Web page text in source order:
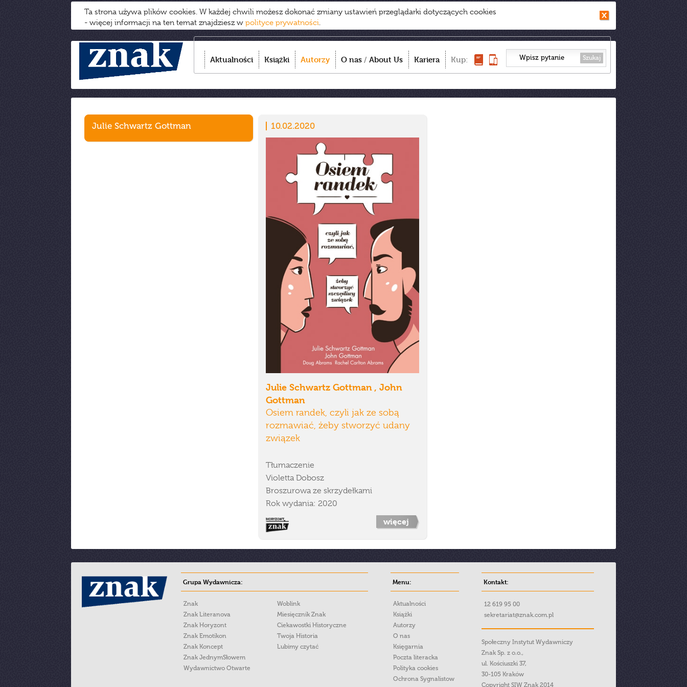
Ta strona używa plików cookies. W każdej chwili możesz dokonać zmiany ustawień przeglądarki dotyczących cookies
- więcej informacji na ten temat znajdziesz w polityce prywatności.
Aktualności Książki Autorzy O nas / About Us Kariera Kup: Szukaj
Julie Schwartz Gottman 10.02.2020
Julie Schwartz Gottman , John
Gottman
Osiem randek, czyli jak ze sobą
rozmawiać, żeby stworzyć udany
związek
Tłumaczenie
Violetta Dobosz
Broszurowa ze skrzydełkami
Rok wydania: 2020
więcej
Grupa Wydawnicza:
Znak
Znak Literanova
Znak Horyzont
Znak Emotikon
Znak Koncept
Znak JednymSłowem
Wydawnictwo Otwarte
Woblink
Miesięcznik Znak
Ciekawostki Historyczne
Twoja Historia
Lubimy czytać
Menu:
Aktualności
Książki
Autorzy
O nas
Księgarnia
Poczta literacka
Polityka cookies
Ochrona Sygnalistow
Kontakt:
12 619 95 00
sekretariat@znak.com.pl
Społeczny Instytut Wydawniczy
Znak Sp. z o.o.,
ul. Kościuszki 37,
30-105 Kraków
Copyright SIW Znak 2014